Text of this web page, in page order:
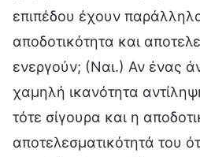
επιπέδου έχουν
αποδοτικότητα και
ενεργούν; (Ναι.) Αν ένας
χαμηλή ικανότητα
τότε σίγουρα και η
αποτελεσματικότητά του